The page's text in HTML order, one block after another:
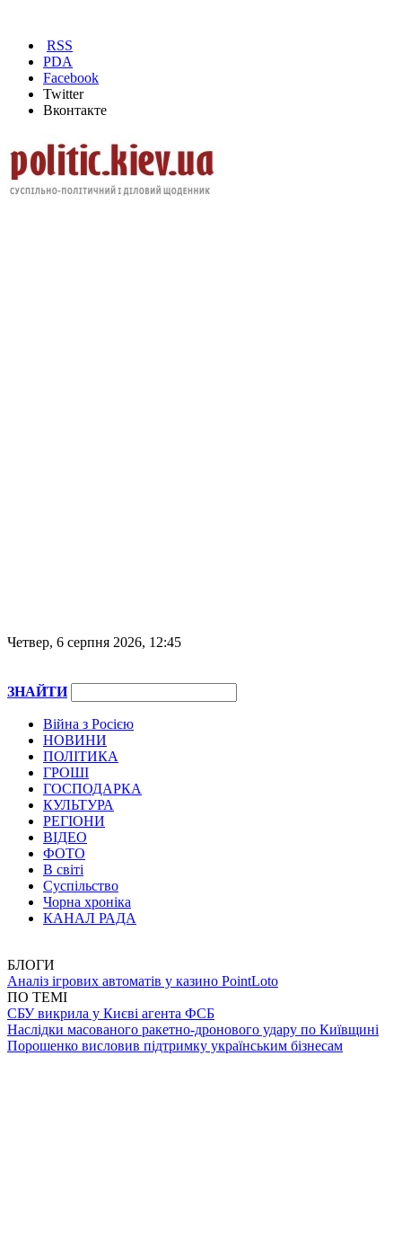
RSS
PDA
Facebook
Twitter
Вконтакте
Четвер, 6 серпня 2026, 12:45
ЗНАЙТИ
Війна з Росією
НОВИНИ
ПОЛІТИКА
ГРОШІ
ГОСПОДАРКА
КУЛЬТУРА
РЕГІОНИ
ВІДЕО
ФОТО
В світі
Суспільство
Чорна хроніка
КАНАЛ РАДА
БЛОГИ
Аналіз ігрових автоматів у казино PointLoto
ПО ТЕМІ
СБУ викрила у Києві агента ФСБ
Наслідки масованого ракетно-дронового удару по Київщині
Порошенко висловив підтримку українським бізнесам